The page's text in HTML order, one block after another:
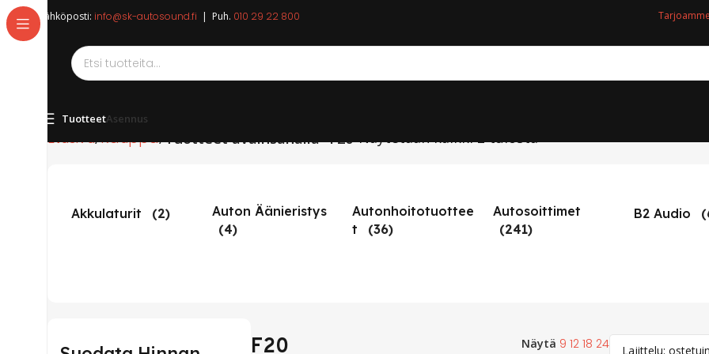
Sähköposti: info@sk-autosound.fi | Puh. 010 29 22 800
TuotteetAsennus
Etusivu Kauppa Tuotteet avainsanalla “F20”Näytetään kaikki 2 tulosta
Akkulaturit (2)
Auton Äänieristys
(4)
Autonhoitotuottee
T
(36)
Autosoittimet
(241)
B2 Audio
F20 Näytä 9 12 18 24